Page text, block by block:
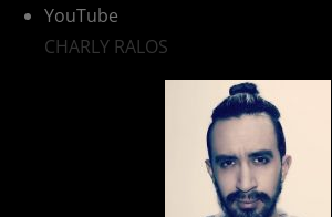
YouTube
CHARLY RALOS